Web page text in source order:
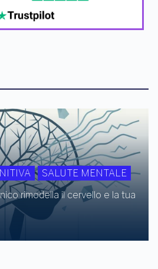
SALUTE MENTALE
rimodella il cervello e la tua